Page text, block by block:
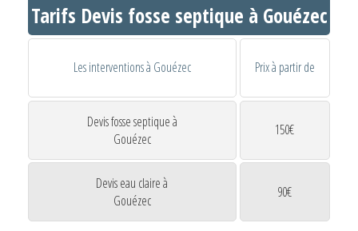
Tarifs Devis fosse septique à Gouézec
Les interventions à Gouézec Prix à partir de
Devis fosse septique à
Gouézec
150€
Devis eau claire à
Gouézec
90€